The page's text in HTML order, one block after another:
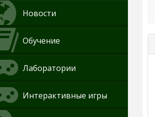
Новости
Обучение
Лаборатории
Интерактивные игры